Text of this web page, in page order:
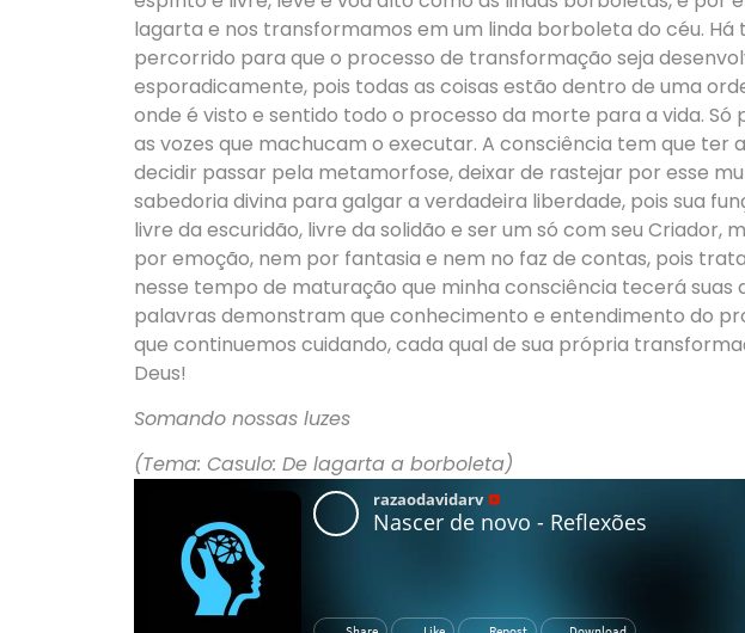
lagarta e nos transformamos em um linda borboleta do céu. Há
percorrido para que o processo de transformação seja
esporadicamente, pois todas as coisas estão dentro de uma
onde é visto e sentido todo o processo da morte para a vida. Só
as vozes que machucam o executar. A consciência tem que ter
decidir passar pela metamorfose, deixar de rastejar por esse
sabedoria divina para galgar a verdadeira liberdade, pois sua
livre da escuridão, livre da solidão e ser um só com seu Criador,
por emoção, nem por fantasia e nem no faz de contas, pois
nesse tempo de maturação que minha consciência tecerá suas
palavras demonstram que conhecimento e entendimento do
que continuemos cuidando, cada qual de sua própria
Deus!
Somando nossas luzes
(Tema: Casulo: De lagarta a borboleta)